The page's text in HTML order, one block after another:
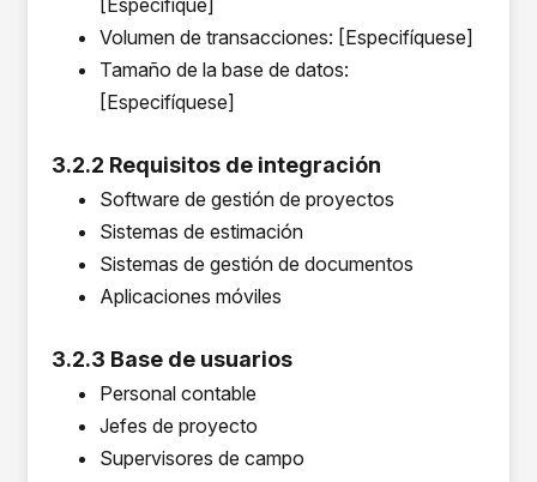
[Especifique]
Volumen de transacciones: [Especifíquese]
Tamaño de la base de datos:
[Especifíquese]
3.2.2 Requisitos de integración
Software de gestión de proyectos
Sistemas de estimación
Sistemas de gestión de documentos
Aplicaciones móviles
3.2.3 Base de usuarios
Personal contable
Jefes de proyecto
Supervisores de campo